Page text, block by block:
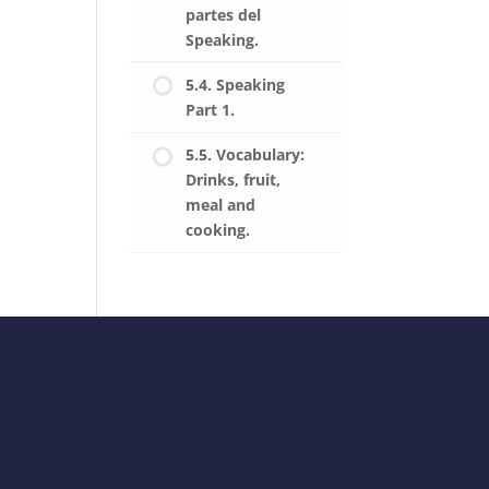
partes del
Speaking.
5.4. Speaking
Part 1.
5.5. Vocabulary:
Drinks, fruit,
meal and
cooking.